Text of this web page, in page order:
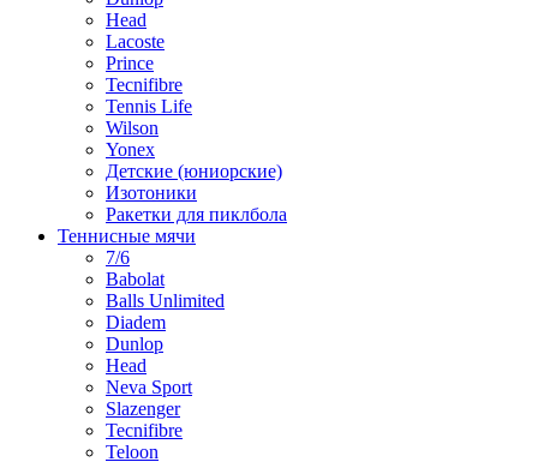
Head
Lacoste
Prince
Tecnifibre
Tennis Life
Wilson
Yonex
Детские (юниорские)
Изотоники
Ракетки для пиклбола
Теннисные мячи
7/6
Babolat
Balls Unlimited
Diadem
Dunlop
Head
Neva Sport
Slazenger
Tecnifibre
Teloon